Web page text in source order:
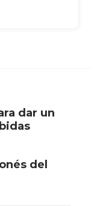
dar un
del